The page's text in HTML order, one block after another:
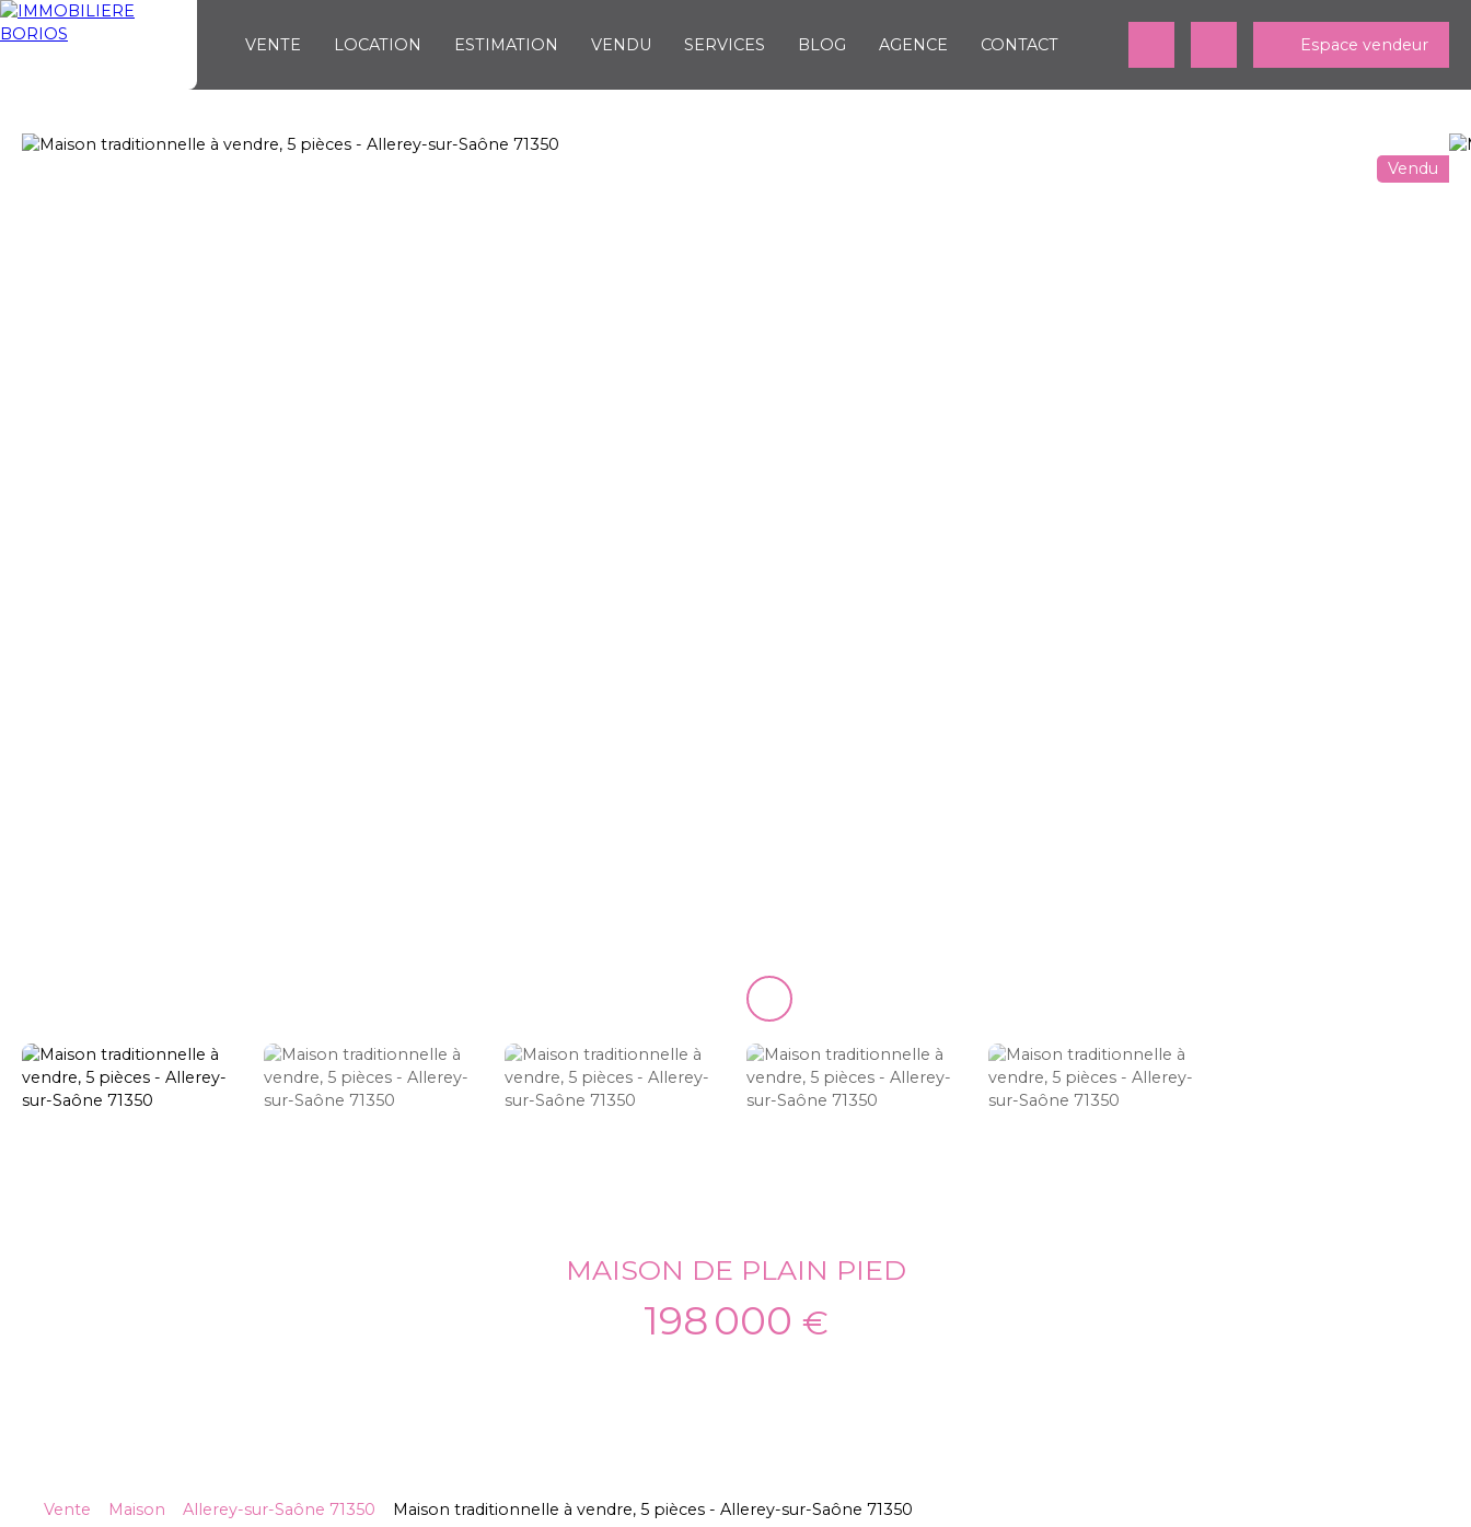
VENTE LOCATION ESTIMATION VENDU SERVICES BLOG AGENCE CONTACT Espace vendeur
Vendu
MAISON DE PLAIN PIED
198 000 €
Vente Maison Allerey-sur-Saône 71350 Maison traditionnelle à vendre, 5 pièces - Allerey-sur-Saône 71350